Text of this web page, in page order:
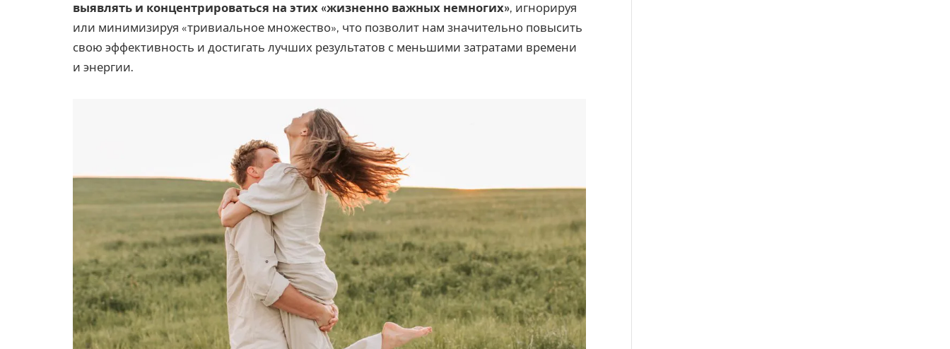
выявлять и концентрироваться на этих «жизненно важных немногих», игнорируя
или минимизируя «тривиальное множество», что позволит нам значительно повысить
свою эффективность и достигать лучших результатов с меньшими затратами времени
и энергии.